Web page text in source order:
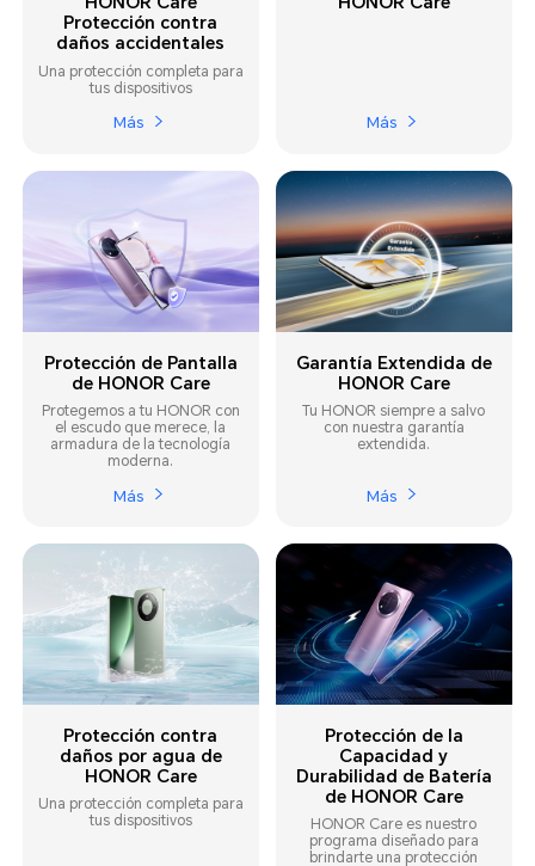
Protección contra
daños accidentales
Una protección completa para
tus dispositivos
Más Más
Protección de Pantalla
de HONOR Care
Protegemos a tu HONOR con
el escudo que merece, la
armadura de la tecnología
moderna.
Más
Garantía Extendida de
HONOR Care
Tu HONOR siempre a salvo
con nuestra garantía
extendida.
Más
Protección contra
daños por agua de
HONOR Care
Una protección completa para
tus dispositivos
Protección de la
Capacidad y
Durabilidad de Batería
de HONOR Care
HONOR Care es nuestro
programa diseñado para
brindarte una protección